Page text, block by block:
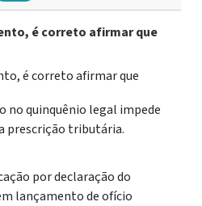
é correto afirmar que
é correto afirmar que
no quinquênio legal impede
prescrição tributária.
por declaração do
lançamento de ofício